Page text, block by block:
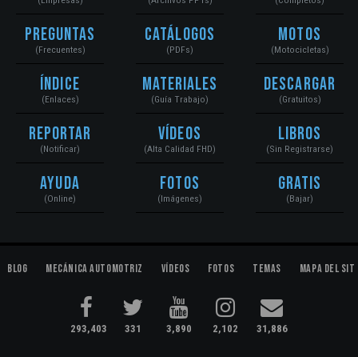
Preguntas
(Frecuentes)
Índice
(Enlaces)
Reportar
(Notificar)
Ayuda
(Online)
Catálogos
(PDFs)
Materiales
(Guía Trabajo)
Vídeos
(Alta Calidad FHD)
Fotos
(Imágenes)
Motos
(Motocicletas)
Descargar
(Gratuitos)
Libros
(Sin Registrarse)
Gratis
(Bajar)
Blog Mecánica Automotriz Vídeos Fotos Temas Mapa del
293,403 331 3,890 2,102 31,886